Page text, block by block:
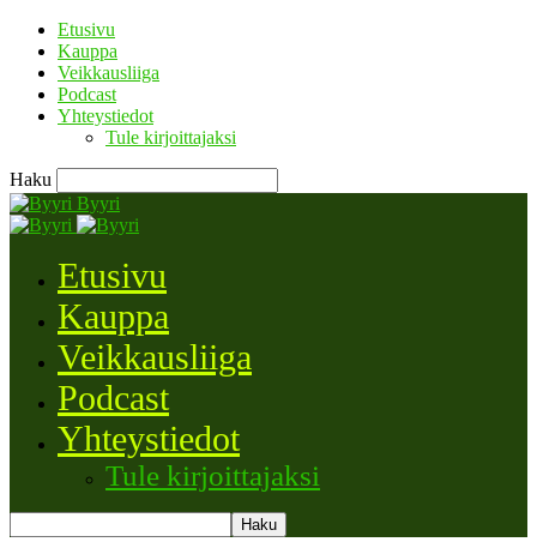
Etusivu
Kauppa
Veikkausliiga
Podcast
Yhteystiedot
Tule kirjoittajaksi
Haku
Byyri
Etusivu
Kauppa
Veikkausliiga
Podcast
Yhteystiedot
Tule kirjoittajaksi